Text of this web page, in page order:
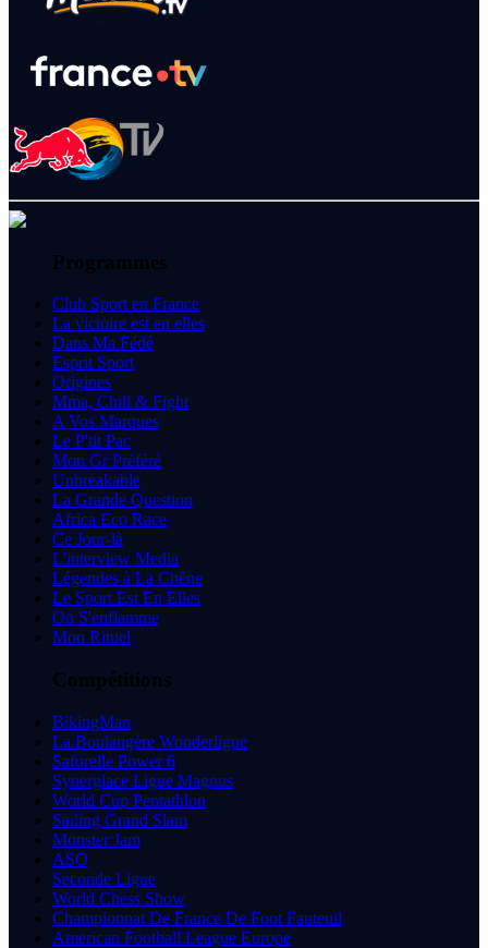
Programmes
Club Sport en France
La victoire est en elles
Dans Ma Fédé
Esprit Sport
Origines
Mma, Chill & Fight
A Vos Marques
Le P'tit Pac
Mon Gr Préféré
Unbreakable
La Grande Question
Africa Eco Race
Ce Jour-là
L'interview Media
Légendes à La Chêne
Le Sport Est En Elles
On S'enflamme
Mon Rituel
Compétitions
BikingMan
La Boulangère Wonderligue
Saforelle Power 6
Synerglace Ligue Magnus
World Cup Pentathlon
Sailing Grand Slam
Monster Jam
ASO
Seconde Ligue
World Chess Show
Championnat De France De Foot Fauteuil
American Football League Europe